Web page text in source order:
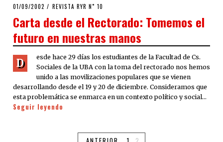
POSTED
01/09/2002 28/04/2020
REVISTA RYR N˚ 10
Carta desde el Rectorado: Tomemos el
futuro en nuestras manos
D
esde hace 29 días los estudiantes de la Facultad de Cs.
Sociales de la UBA con la toma del rectorado nos hemos
unido a las movilizaciones populares que se vienen
desarrollando desde el 19 y 20 de diciembre. Consideramos que
esta problemática se enmarca en un contexto político y social…
Seguir leyendo